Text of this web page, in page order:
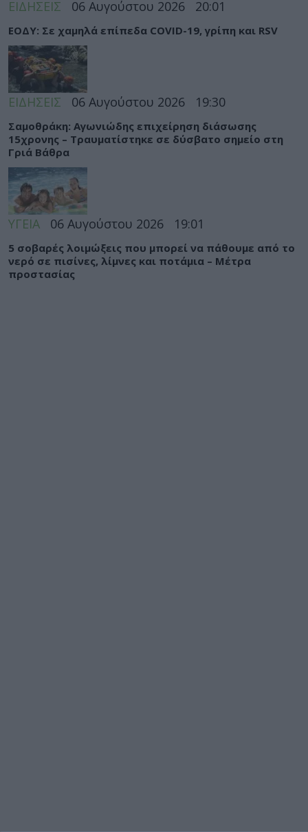
ΕΙΔΗΣΕΙΣ 06 Αυγούστου 2026 20:01
ΕΟΔΥ: Σε χαμηλά επίπεδα COVID-19, γρίπη και RSV
ΕΙΔΗΣΕΙΣ 06 Αυγούστου 2026 19:30
Σαμοθράκη: Αγωνιώδης επιχείρηση διάσωσης
15χρονης – Τραυματίστηκε σε δύσβατο σημείο στη
Γριά Βάθρα
ΥΓΕΙΑ 06 Αυγούστου 2026 19:01
5 σοβαρές λοιμώξεις που μπορεί να πάθουμε από το
νερό σε πισίνες, λίμνες και ποτάμια – Μέτρα
προστασίας